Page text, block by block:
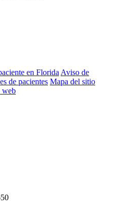
en FloridaAviso de
de pacientes Mapa del sitio
web